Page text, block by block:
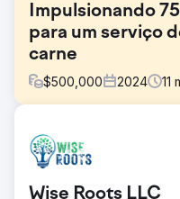
Impulsionando
para um serviço
carne
$500,000 2024 11
Walden Local, um
precisava modernizar
aumentar sua base de
Wise Roots LLC